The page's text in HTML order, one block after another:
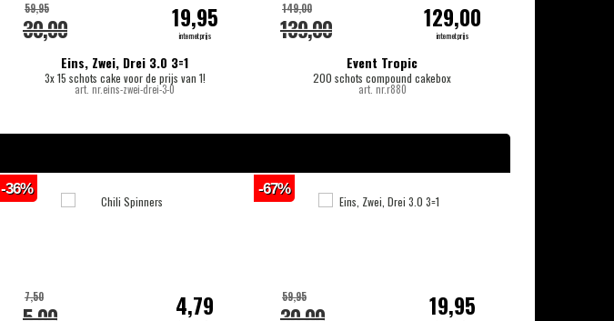
Eins, Zwei, Drei 3.0 3=1
3x 15 schots cake voor de prijs van 1!
art. nr.eins-zwei-drei-3-0
30,00
59,95 19,95
internetprijs
Event Tropic
200 schots compound cakebox
art. nr.r880
139,00
149,00 129,00
internetprijs
7,50 4,79
-36%
59,95 19,95
-67%